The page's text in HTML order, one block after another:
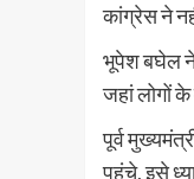
कांग्रेस ने
भूपेश बघेल ने
जहां लोगों
पूर्व
पहुंचे, इसे